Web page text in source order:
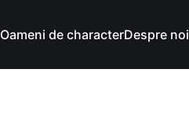
Oameni de characterDespre noi